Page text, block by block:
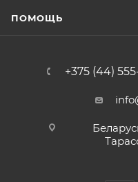
ПОМОЩЬ
+375 (44)